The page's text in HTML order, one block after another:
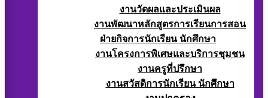
งานวัดผลและประเมินผล
งานพัฒนาหลักสูตรการเรียนการสอน
ฝ่ายกิจการนักเรียน นักศึกษา
งานโครงการพิเศษและบริการชุมชน
งานครูที่ปรึกษา
งานสวัสดิการนักเรียน นักศึกษา